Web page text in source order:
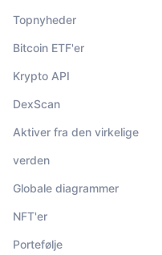
Topnyheder
Bitcoin ETF'er
Krypto API
DexScan
Aktiver fra den virkelige
verden
Globale diagrammer
NFT'er
Portefølje